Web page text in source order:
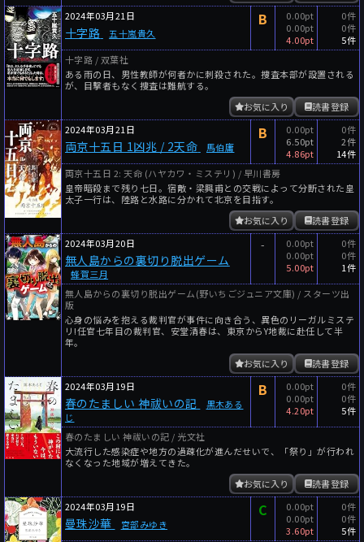
2024年03月21日
十字路 五十嵐貴久
B
0.00pt
0.00pt
4.00pt
0件
0件
5件
十字路 / 双葉社
ある雨の日、男性教師が何者かに刺殺された。捜査本部が設置される
が、目撃者もなく捜査は難航する。
読書登録
お気に入り
2024年03月21日
両京十五日 1凶兆 / 2天命 馬伯庸
B
0.00pt
6.50pt
4.86pt
0件
2件
14件
両京十五日 2: 天命 (ハヤカワ・ミステリ) / 早川書房
皇帝暗殺まで残り七日。宿敵・梁興甫との交戦によって分断された皇
太子一行は、陸路と水路に分かれて北京を目指す。
読書登録
お気に入り
2024年03月20日
無人島からの裏切り脱出ゲーム
蜂賀三月
-
0.00pt
0.00pt
5.00pt
0件
0件
1件
無人島からの裏切り脱出ゲーム(野いちごジュニア文庫) / スターツ出
版
心身の悩みを抱える裁判官が事件に向き合う、異色のリーガルミステ
リ!任官七年目の裁判官、安堂清春は、東京からY地裁に赴任して半
年。
読書登録
お気に入り
2024年03月19日
春のたましい 神祓いの記
黒木ある
じ
B
0.00pt
0.00pt
4.20pt
0件
0件
5件
春のたましい 神祓いの記 / 光文社
大流行した感染症や地方の過疎化が進んだせいで、「祭り」が行われ
なくなった地域が増えてきた。
読書登録
お気に入り
2024年03月19日
曼珠沙華 宮部みゆき
C
0.00pt
0.00pt
3.60pt
0件
0件
5件